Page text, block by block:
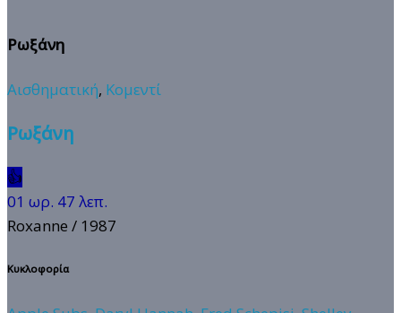
Ρωξάνη
Αισθηματική, Κομεντί
Ρωξάνη
👍
01 ωρ. 47 λεπ.
Roxanne / 1987
Κυκλοφορία